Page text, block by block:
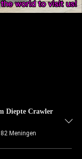
Diepte Crawler
82 Meningen